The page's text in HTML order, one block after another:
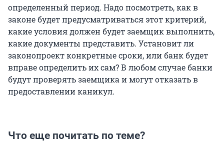
определенный период. Надо посмотреть, как в
законе будет предусматриваться этот критерий,
какие условия должен будет заемщик выполнить,
какие документы представить. Установит ли
законопроект конкретные сроки, или банк будет
вправе определить их сам? В любом случае банки
будут проверять заемщика и могут отказать в
предоставлении каникул.
Что еще почитать по теме?